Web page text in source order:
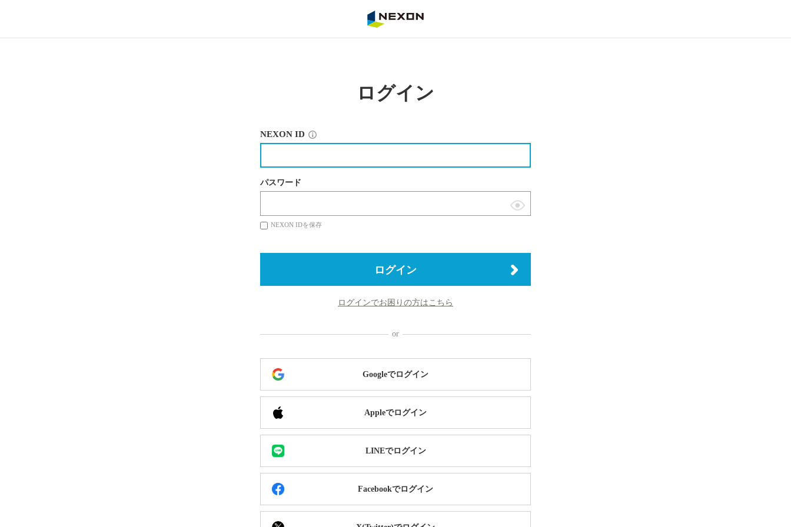
ログイン
NEXON ID
パスワード
表
替
NEXON IDを保存
ログイン
ログインでお困りの方はこちら
Googleでログイン
Appleでログイン
LINEでログイン
Facebookでログイン